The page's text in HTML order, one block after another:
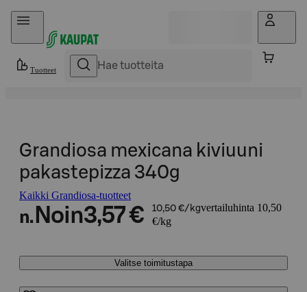
Hyppää sisältöön
Tuotteet
Grandiosa mexicana kiviuuni
pakastepizza 340g
Kaikki Grandiosa-tuotteet
n. Noin3,57 € 10,50 €/kgvertailuhinta 10,50
€/kg
Valitse toimitustapa